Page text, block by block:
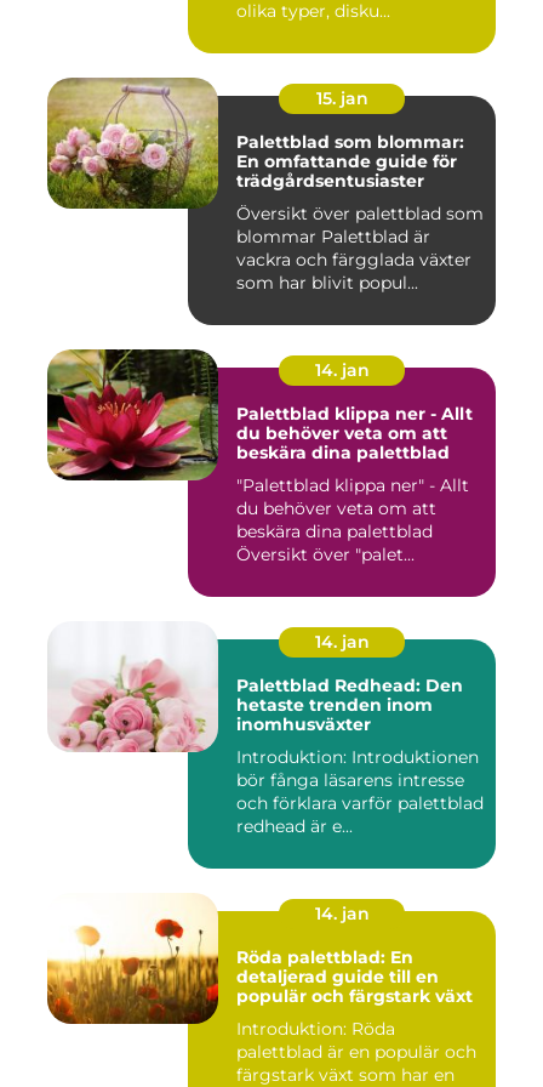
olika typer, disku...
15. jan
Palettblad som blommar:
En omfattande guide för
trädgårdsentusiaster
Översikt över palettblad som
blommar Palettblad är
vackra och färgglada växter
som har blivit popul...
14. jan
Palettblad klippa ner - Allt
du behöver veta om att
beskära dina palettblad
"Palettblad klippa ner" - Allt
du behöver veta om att
beskära dina palettblad
Översikt över "palet...
14. jan
Palettblad Redhead: Den
hetaste trenden inom
inomhusväxter
Introduktion: Introduktionen
bör fånga läsarens intresse
och förklara varför palettblad
redhead är e...
14. jan
Röda palettblad: En
detaljerad guide till en
populär och färgstark växt
Introduktion: Röda
palettblad är en populär och
färgstark växt som har en